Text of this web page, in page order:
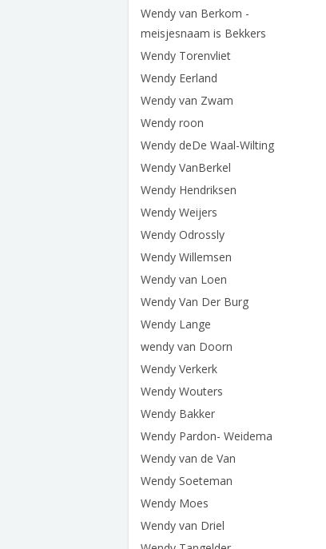
Wendy van Berkom -
meisjesnaam is Bekkers
Wendy Torenvliet
Wendy Eerland
Wendy van Zwam
Wendy roon
Wendy deDe Waal-Wilting
Wendy VanBerkel
Wendy Hendriksen
Wendy Weijers
Wendy Odrossly
Wendy Willemsen
Wendy van Loen
Wendy Van Der Burg
Wendy Lange
wendy van Doorn
Wendy Verkerk
Wendy Wouters
Wendy Bakker
Wendy Pardon- Weidema
Wendy van de Van
Wendy Soeteman
Wendy Moes
Wendy van Driel